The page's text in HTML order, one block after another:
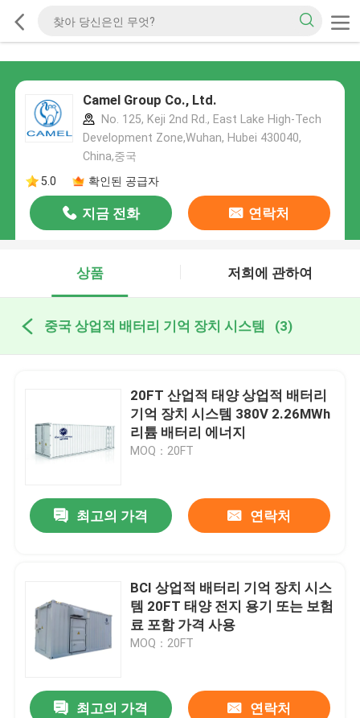
Camel Group Co., Ltd.
No. 125, Keji 2nd Rd., East Lake High-Tech
Development Zone,Wuhan, Hubei 430040,
China,중국
5.0
확인된 공급자
지금 전화 연락처
상품 저희에 관하여
중국 상업적 배터리 기억 장치 시스템 (3)
20FT 산업적 태양 상업적 배터리
기억 장치 시스템 380V 2.26MWh
리튬 배터리 에너지
MOQ：20FT
최고의 가격 연락처
BCI 상업적 배터리 기억 장치 시스
템 20FT 태양 전지 용기 또는 보험
료 포함 가격 사용
MOQ：20FT
최고의 가격 연락처